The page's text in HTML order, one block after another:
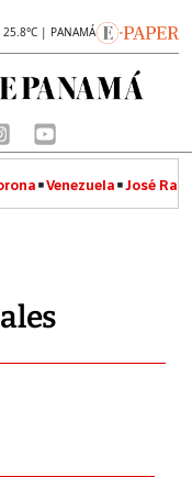
25.8°C | PANAMÁ
Venezuela José